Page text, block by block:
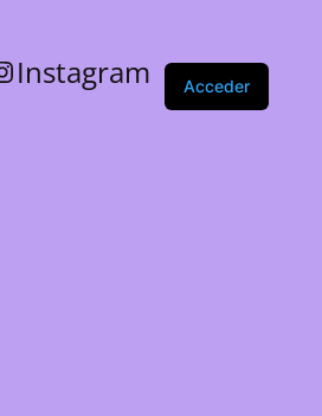
Instagram Acceder